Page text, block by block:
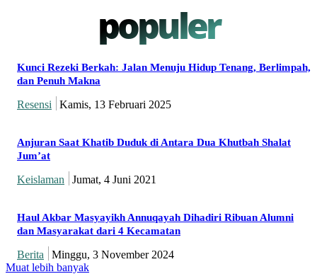
populer
Kunci Rezeki Berkah: Jalan Menuju Hidup Tenang, Berlimpah,
dan Penuh Makna
Resensi Kamis, 13 Februari 2025
Anjuran Saat Khatib Duduk di Antara Dua Khutbah Shalat
Jum’at
Keislaman Jumat, 4 Juni 2021
Haul Akbar Masyayikh Annuqayah Dihadiri Ribuan Alumni
dan Masyarakat dari 4 Kecamatan
Berita
Minggu, 3 November 2024
Muat lebih banyak